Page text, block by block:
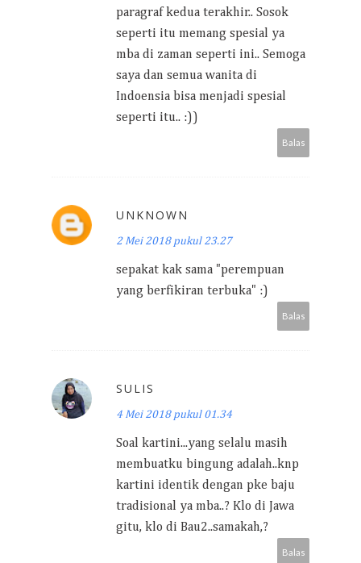
paragraf kedua terakhir.. Sosok
seperti itu memang spesial ya
mba di zaman seperti ini.. Semoga
saya dan semua wanita di
Indoensia bisa menjadi spesial
seperti itu.. :))
Balas
UNKNOWN
2 Mei 2018 pukul 23.27
sepakat kak sama "perempuan
yang berfikiran terbuka" :)
Balas
SULIS
4 Mei 2018 pukul 01.34
Soal kartini...yang selalu masih
membuatku bingung adalah..knp
kartini identik dengan pke baju
tradisional ya mba..? Klo di Jawa
gitu, klo di Bau2..samakah,?
Balas